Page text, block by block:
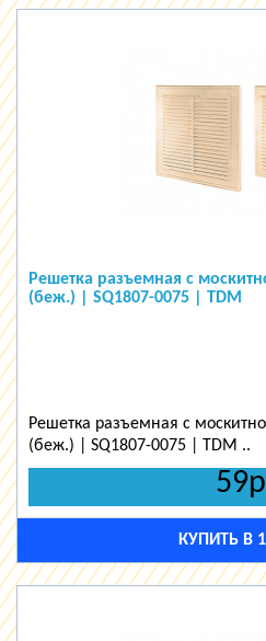
Решетка разъемная с
(беж.) | SQ1807-0075 | TDM
Решетка разъемная с
(беж.) | SQ1807-0075 | TDM ..
КУПИТЬ В